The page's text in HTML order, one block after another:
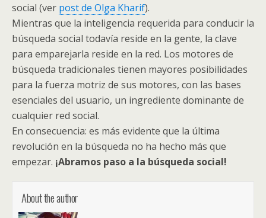
social (ver post de Olga Kharif).
Mientras que la inteligencia requerida para conducir la
búsqueda social todavía reside en la gente, la clave
para emparejarla reside en la red. Los motores de
búsqueda tradicionales tienen mayores posibilidades
para la fuerza motriz de sus motores, con las bases
esenciales del usuario, un ingrediente dominante de
cualquier red social.
En consecuencia: es más evidente que la última
revolución en la búsqueda no ha hecho más que
empezar. ¡Abramos paso a la búsqueda social!
About the author